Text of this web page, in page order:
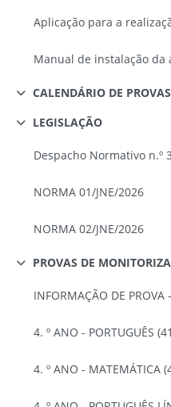
Contrair
CALENDÁRIO DE PROVAS
Contrair
LEGISLAÇÃO
NORMA 01/JNE/2026
NORMA 02/JNE/2026
Contrair